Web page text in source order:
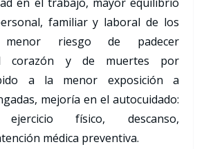
familiar y laboral de los
menor riesgo de padecer
corazón y de muertes por
a la menor exposición a
mejoría en el autocuidado:
ejercicio físico, descanso,
médica preventiva.